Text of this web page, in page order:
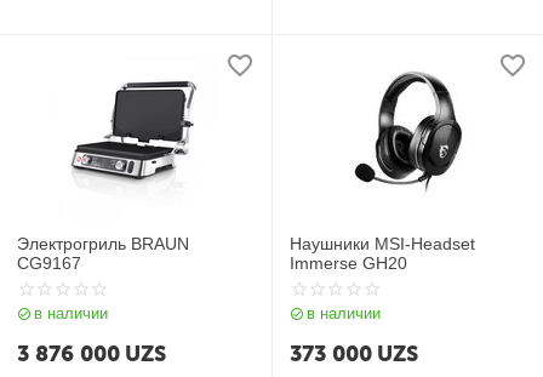
Электрогриль BRAUN
CG9167
в наличии
3 876 000 UZS
Наушники MSI-Headset
Immerse GH20
в наличии
373 000 UZS